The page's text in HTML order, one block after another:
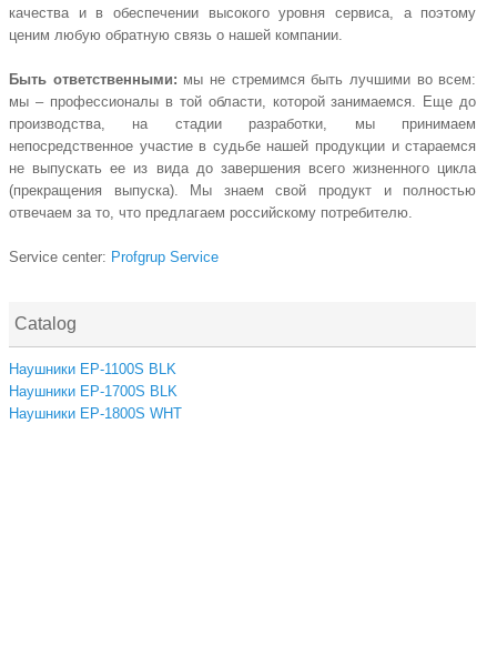
качества и в обеспечении высокого уровня сервиса, а поэтому
ценим любую обратную связь о нашей компании.
Быть ответственными: мы не стремимся быть лучшими во всем:
мы – профессионалы в той области, которой занимаемся. Еще до
производства, на стадии разработки, мы принимаем
непосредственное участие в судьбе нашей продукции и стараемся
не выпускать ее из вида до завершения всего жизненного цикла
(прекращения выпуска). Мы знаем свой продукт и полностью
отвечаем за то, что предлагаем российскому потребителю.
Service center: Profgrup Service
Catalog
Наушники EP-1100S BLK
Наушники EP-1700S BLK
Наушники EP-1800S WHT